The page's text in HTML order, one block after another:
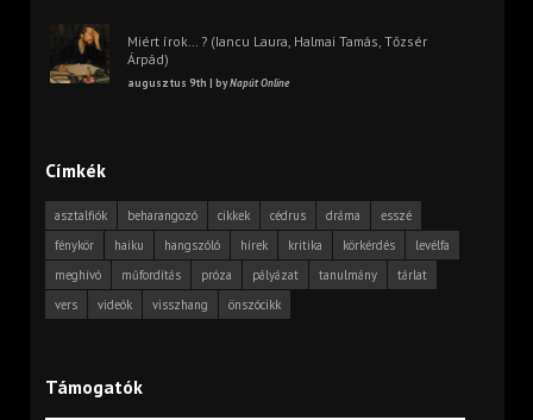
Miért írok… ? (Iancu Laura, Halmai Tamás, Tőzsér
Árpád)
augusztus 9th | byNapút Online
Címkék
asztalfiók beharangozó cikkek cédrus dráma
esszé
fénykör
haiku hangszóló hírek kritika körkérdés
levélfa
meghívó
műfordítás próza pályázat tanulmány
tárlat
vers
videók visszhang önszócikk
Támogatók